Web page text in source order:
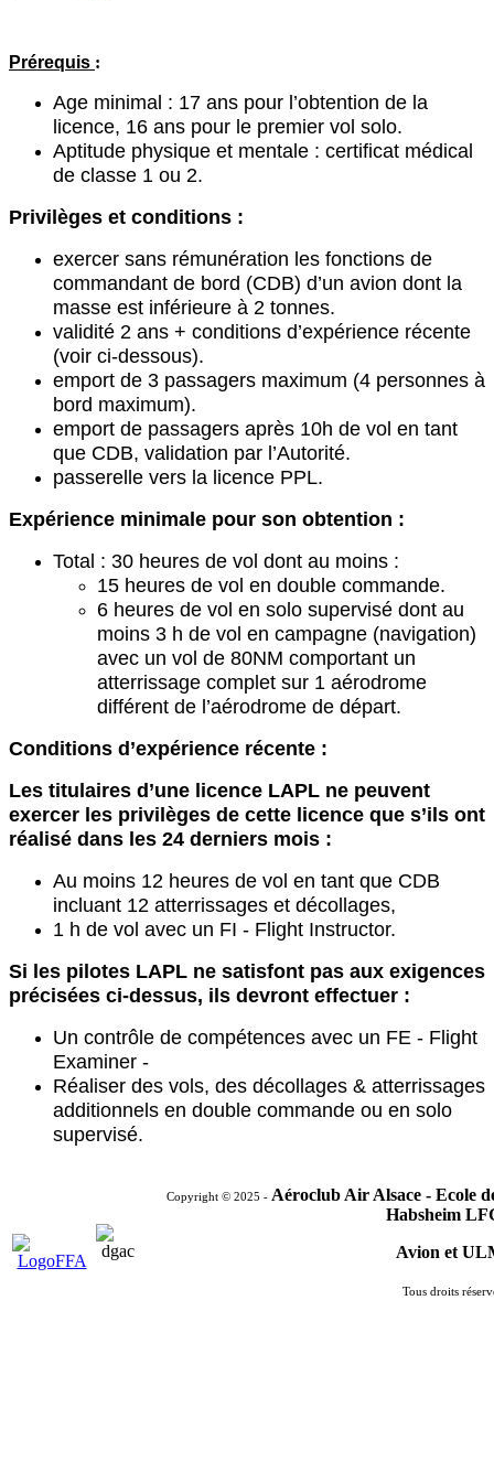
Prérequis :
Age minimal : 17 ans pour l’obtention de la
licence, 16 ans pour le premier vol solo.
Aptitude physique et mentale : certificat médical
de classe 1 ou 2.
Privilèges et conditions :
exercer sans rémunération les fonctions de
commandant de bord (CDB) d’un avion dont la
masse est inférieure à 2 tonnes.
validité 2 ans + conditions d’expérience récente
(voir ci-dessous).
emport de 3 passagers maximum (4 personnes à
bord maximum).
emport de passagers après 10h de vol en tant
que CDB, validation par l’Autorité.
passerelle vers la licence PPL.
Expérience minimale pour son obtention :
Total : 30 heures de vol dont au moins :
15 heures de vol en double commande.
6 heures de vol en solo supervisé dont au
moins 3 h de vol en campagne (navigation)
avec un vol de 80NM comportant un
atterrissage complet sur 1 aérodrome
différent de l’aérodrome de départ.
Conditions d’expérience récente :
Les titulaires d’une licence LAPL ne peuvent
exercer les privilèges de cette licence que s’ils ont
réalisé dans les 24 derniers mois :
Au moins 12 heures de vol en tant que CDB
incluant 12 atterrissages et décollages,
1 h de vol avec un FI - Flight Instructor.
Si les pilotes LAPL ne satisfont pas aux exigences
précisées ci-dessus, ils devront effectuer :
Un contrôle de compétences avec un FE - Flight
Examiner -
Réaliser des vols, des décollages & atterrissages
additionnels en double commande ou en solo
supervisé.
Copyright © 2025 - Aéroclub Air Alsace - Ecole
Habsheim
Avion et
Tous droits